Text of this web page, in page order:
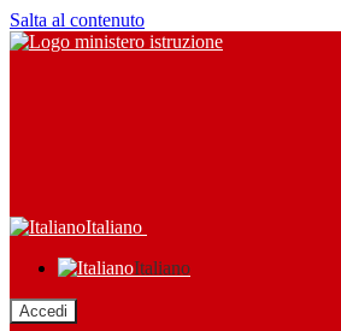
Salta al contenuto
Italiano
Italiano
Accedi